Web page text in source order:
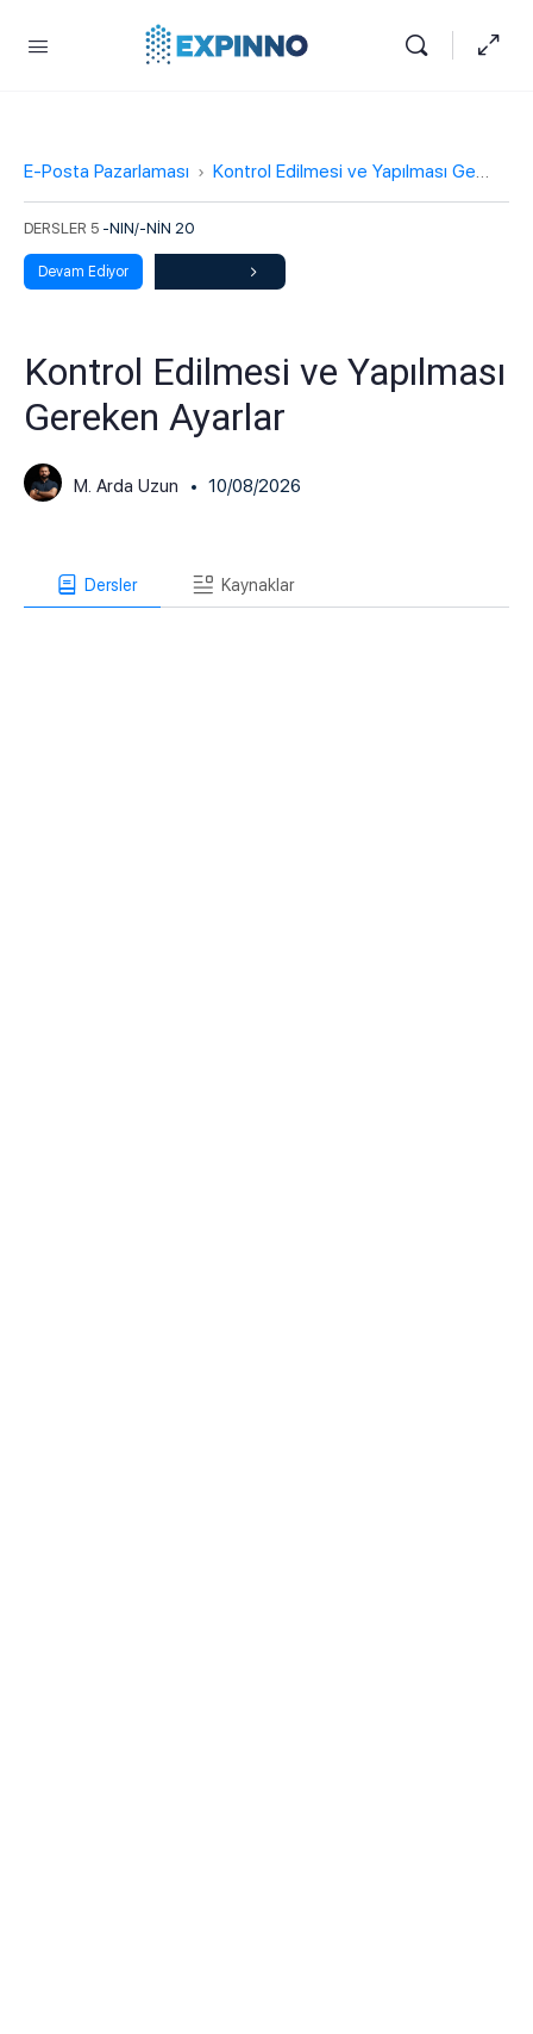
E-Posta Pazarlaması Kontrol Edilmesi ve Yapılması Gereken Ayarlar
DERSLER 5 -NIN/-NIN 20
Devam Ediyor
Kontrol Edilmesi ve Yapılması
Gereken Ayarlar
M. Arda Uzun 10/08/2026
Dersler Kaynaklar